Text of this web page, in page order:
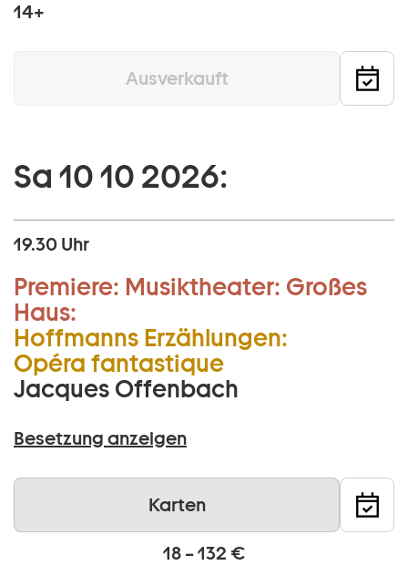
14+
Ausverkauft
Sa 10 10 2026:
19.30 Uhr
Premiere: Musiktheater: Großes
Haus:
Hoffmanns Erzählungen:
Opéra fantastique
Jacques Offenbach
Besetzung anzeigen
Karten
18 – 132 €